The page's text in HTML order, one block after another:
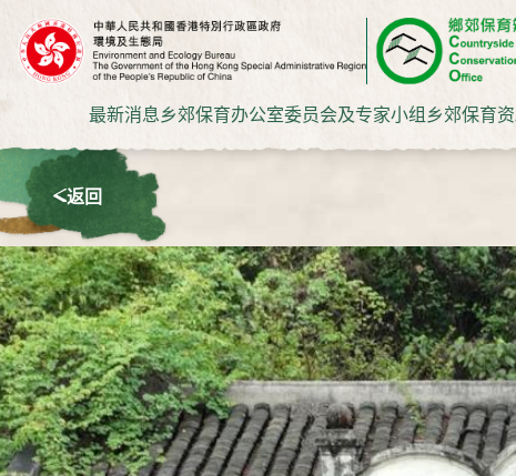
最新消息乡郊保育办公室委员会及专家小组 乡郊保育
返回